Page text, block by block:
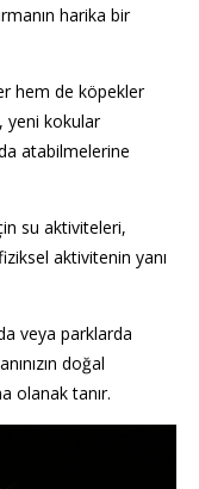
harika bir
hem de köpekler
yeni kokular
atabilmelerine
su aktiviteleri,
aktivitenin yanı
veya parklarda
doğal
olanak tanır.